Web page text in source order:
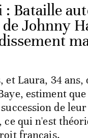
: Bataille
Johnny
et Laura, 34
estiment que
de
ce qui n'est
français.